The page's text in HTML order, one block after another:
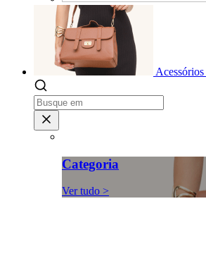
Acessórios
Categoria
Ver tudo >